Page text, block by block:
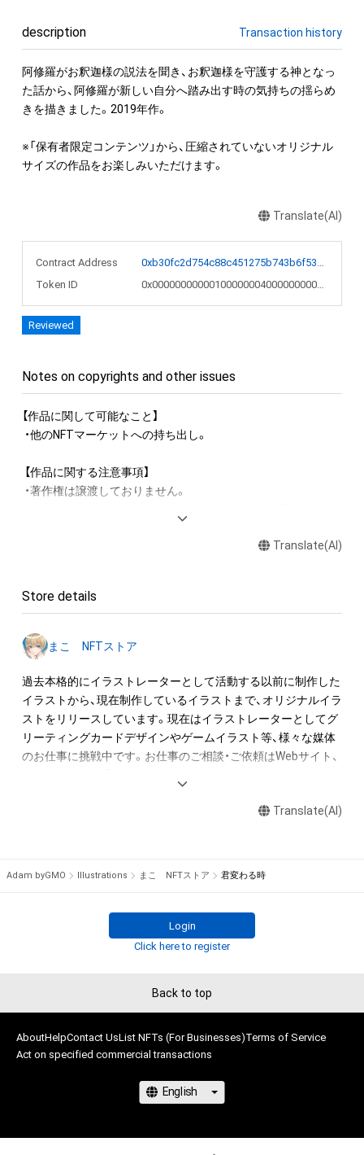
description Transaction history
阿修羅がお釈迦様の説法を聞き、お釈迦様を守護する神となっ
た話から、阿修羅が新しい自分へ踏み出す時の気持ちの揺らめ
きを描きました。2019年作。
※「保有者限定コンテンツ」から、圧縮されていないオリジナル
サイズの作品をお楽しみいただけます。
Translate(AI)
Contract Address
0xb30fc2d754c88c451275b743b6f530f19f643683
Token ID
0x00000000000100000004000000000103
Reviewed
Notes on copyrights and other issues
【作品に関して可能なこと】
・作品の二次配布。
・無断でのSNSやWebサイトへのアップロード。
・無断でのゲームやグッズ、広告などへの商用利用。
作品の使用をご希望の際は必ず事前にご相談願います。掲載・
使用先内容によってはお断りすることもございますのでご了承
ください。
者【まこ：haramakoto.w★gmail.com（★を@に変えてくださ
Translate(AI)
Store details
まこ NFTストア
過去本格的にイラストレーターとして活動する以前に制作した
イラストから、現在制作しているイラストまで、オリジナルイラ
ストをリリースしています。現在はイラストレーターとしてグ
リーティングカードデザインやゲームイラスト等、様々な媒体
のお仕事に挑戦中です。お仕事のご相談・ご依頼はWebサイト、
Translate(AI)
Adam byGMO Illustrations まこ NFTストア 君変わる時
Login
Click here to register
Back to top
AboutHelpContact UsList NFTs (For Businesses)Terms of Service
Act on specified commercial transactions